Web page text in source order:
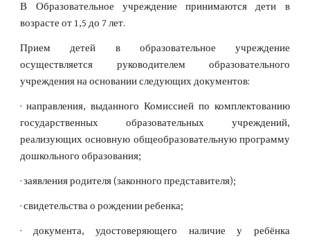
В Образовательное учреждение принимаются дети в
возрасте от 1,5 до 7 лет.
Прием детей в образовательное учреждение
осуществляется руководителем образовательного
учреждения на основании следующих документов:
· направления, выданного Комиссией по комплектованию
государственных образовательных учреждений,
реализующих основную общеобразовательную программу
дошкольного образования;
· заявления родителя (законного представителя);
· свидетельства о рождении ребенка;
· документа, удостоверяющего наличие у ребёнка